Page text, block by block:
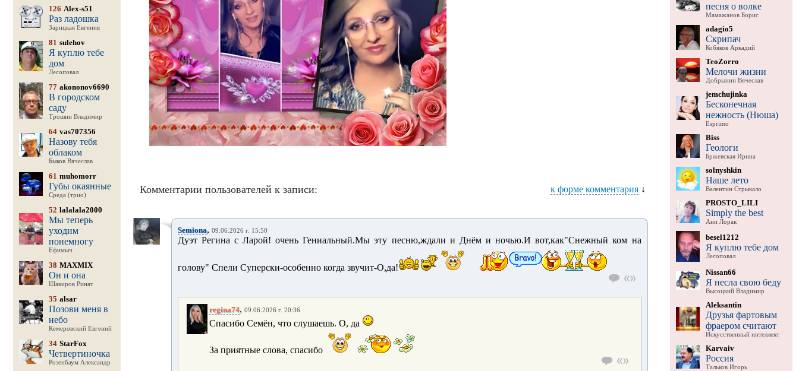
126 Alex-s51
Раз ладошка
Зарицкая Евгения
81 sulehov
Я куплю тебе
дом
Лесоповал
77 akononov6690
В городском
саду
Трошин Владимир
64 vas707356
Назову тебя
облаком
Быков Вячеслав
61 muhomorr
Губы окаянные
Среда (трио)
52 lalalala2000
Мы теперь
уходим
понемногу
Ефимыч
38 MAXMIX
Он и она
Шакиров Ринат
35 alsar
Позови меня в
небо
Кемеровский Евгений
34 StarFox
Четвертиночка
Розенбаум Александр
Комментарии пользователей к записи: к форме комментария ↓
Semiona, 09.06.2026 г. 15:50
Дуэт Регина с Ларой! очень Гениальный.Мы эту песню,ждали и Днём и ночью.И вот,как"Снежный ком на
голову" Спели Суперски-особенно когда звучит-О,да!
regina74, 09.06.2026 г. 20:36
Спасибо Семён, что слушаешь. О, да
За приятные слова, спасибо
песня о волке
Мамажанов Борис
adagio5
Скрипач
Кобяков Аркадий
TeoZorro
Мелочи жизни
Добрынин Вячеслав
jemchujinka
Бесконечная
нежность (Нюша)
Esprimo
Biss
Геологи
Бржевская Ирина
solnyshkin
Наше лето
Валентин Стрыкало
PROSTO_LILI
Simply the best
Ани Лорак
besel1212
Я куплю тебе дом
Лесоповал
Nissan66
Я несла свою беду
Высоцкий Владимир
Aleksantin
Друзья фартовым
фраером считают
Искусственный интеллект
Karvaiv
Россия
Тальков Игорь